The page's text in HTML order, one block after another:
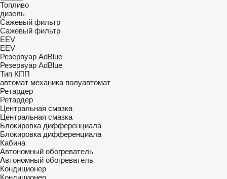
Топливо
дизель
Сажевый фильтр
Сажевый фильтр
EEV
EEV
Резервуар AdBlue
Резервуар AdBlue
Тип КПП
автомат механика полуавтомат
Ретардер
Ретардер
Центральная смазка
Центральная смазка
Блокировка дифференциала
Блокировка дифференциала
Кабина
Автономный обогреватель
Автономный обогреватель
Кондиционер
Кондиционер